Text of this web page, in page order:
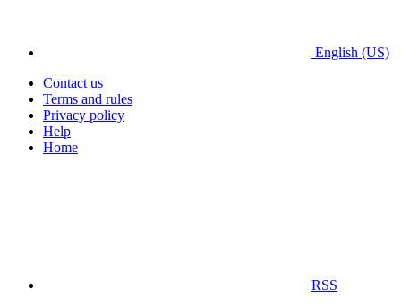
English (US)
Contact us
Terms and rules
Privacy policy
Help
Home
RSS